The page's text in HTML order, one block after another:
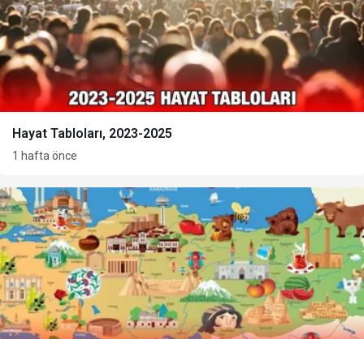
Hayat Tabloları, 2023-2025
1 hafta önce